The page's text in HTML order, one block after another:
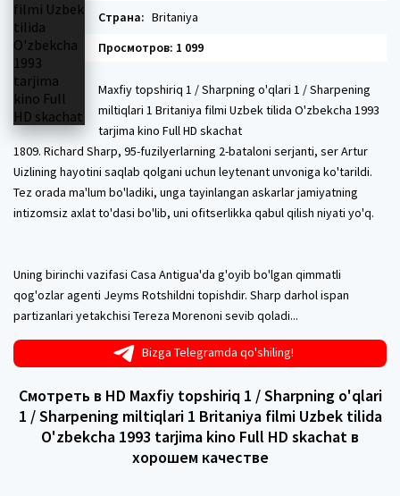
Страна: Britaniya
Просмотров: 1 099
Maxfiy topshiriq 1 / Sharpning o'qlari 1 / Sharpening
miltiqlari 1 Britaniya filmi Uzbek tilida O'zbekcha 1993
tarjima kino Full HD skachat
1809. Richard Sharp, 95-fuzilyerlarning 2-bataloni serjanti, ser Artur
Uizlining hayotini saqlab qolgani uchun leytenant unvoniga ko'tarildi.
Tez orada ma'lum bo'ladiki, unga tayinlangan askarlar jamiyatning
intizomsiz axlat to'dasi bo'lib, uni ofitserlikka qabul qilish niyati yo'q.
Uning birinchi vazifasi Casa Antigua'da g'oyib bo'lgan qimmatli
qog'ozlar agenti Jeyms Rotshildni topishdir. Sharp darhol ispan
partizanlari yetakchisi Tereza Morenoni sevib qoladi...
Bizga Telegramda qo'shiling!
Смотреть в HD Maxfiy topshiriq 1 / Sharpning o'qlari
1 / Sharpening miltiqlari 1 Britaniya filmi Uzbek tilida
O'zbekcha 1993 tarjima kino Full HD skachat в
хорошем качестве